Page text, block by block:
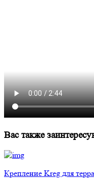
Вас также
Крепление Kreg для